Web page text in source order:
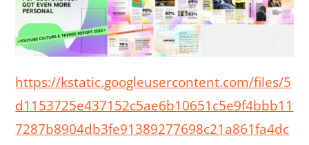
https://kstatic.googleusercontent.com/files/5
d1153725e437152c5ae6b10651c5e9f4bbb11
7287b8904db3fe91389277698c21a861fa4dc